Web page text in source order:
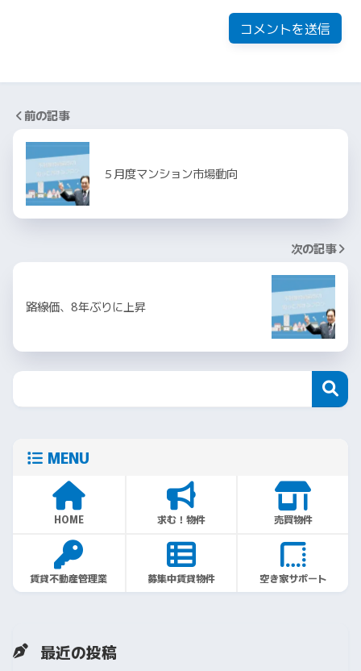
前の記事
５月度マンション市場動向
次の記事
路線価、8年ぶりに上昇
MENU
HOME 求む！物件 売買物件
賃貸不動産管理業 募集中賃貸物件 空き家サポート
最近の投稿